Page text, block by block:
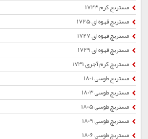
مستربچ کرم 1723
مستربچ قهوه ای 1725
مستربچ قهوه ای 1727
مستربچ قهوه ای 1729
مستربچ کرم آجری 1731
مستربچ طوسی 1801
مستربچ طوسی 1803
مستربچ طوسی 1805
مستربچ طوسی 1809
مستربچ طوسی 1806